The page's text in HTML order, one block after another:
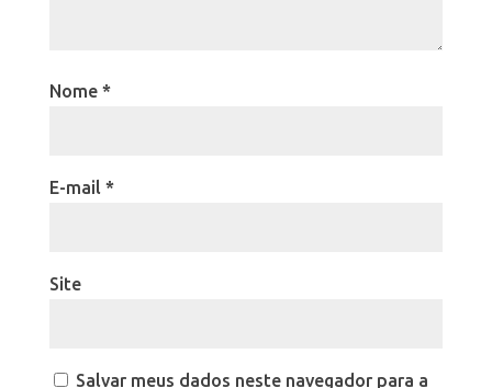
Nome *
E-mail *
Site
Salvar meus dados neste navegador para a